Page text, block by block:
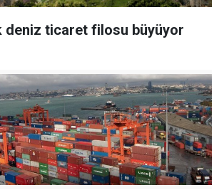
deniz ticaret filosu büyüyor